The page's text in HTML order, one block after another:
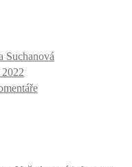
Suchanová
u
textu